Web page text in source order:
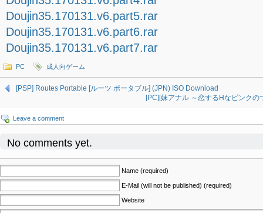
Doujin35.170131.v6.part5.rar
Doujin35.170131.v6.part6.rar
Doujin35.170131.v6.part7.rar
PC 成人向ゲーム
[PSP] Routes Portable [ルーツ ポータブル] (JPN) ISO Download
[PC][妹アナル ～恋するHなピンク
Leave a comment
No comments yet.
Name (required)
E-Mail (will not be published) (required)
Website